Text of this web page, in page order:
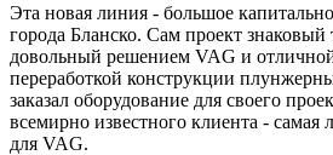
Эта новая линия - большое
города Бланско. Сам проект знаковый
довольный решением VAG и
переработкой конструкции
заказал оборудование для своего
всемирно известного клиента - самая
для VAG.